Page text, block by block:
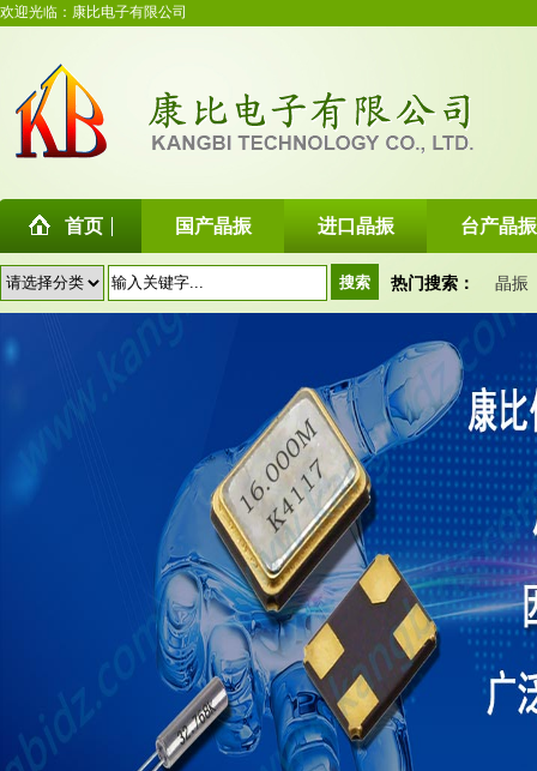
欢迎光临：康比电子有限公司
首页 国产晶振 进口晶振 台产晶振
热门搜索： 晶振